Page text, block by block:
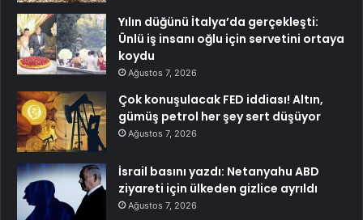
Yılın düğünü İtalya’da gerçekleşti:
Ünlü iş insanı oğlu için servetini ortaya
koydu
Ağustos 7, 2026
Çok konuşulacak FED iddiası! Altın,
gümüş petrol her şey sert düşüyor
Ağustos 7, 2026
İsrail basını yazdı: Netanyahu ABD
ziyareti için ülkeden gizlice ayrıldı
Ağustos 7, 2026